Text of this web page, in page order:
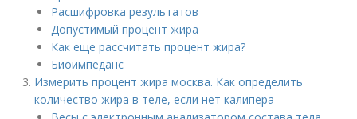
Расшифровка результатов
Допустимый процент жира
Как еще рассчитать процент жира?
Биоимпеданс
Измерить процент жира москва. Как определить
количество жира в теле, если нет калипера